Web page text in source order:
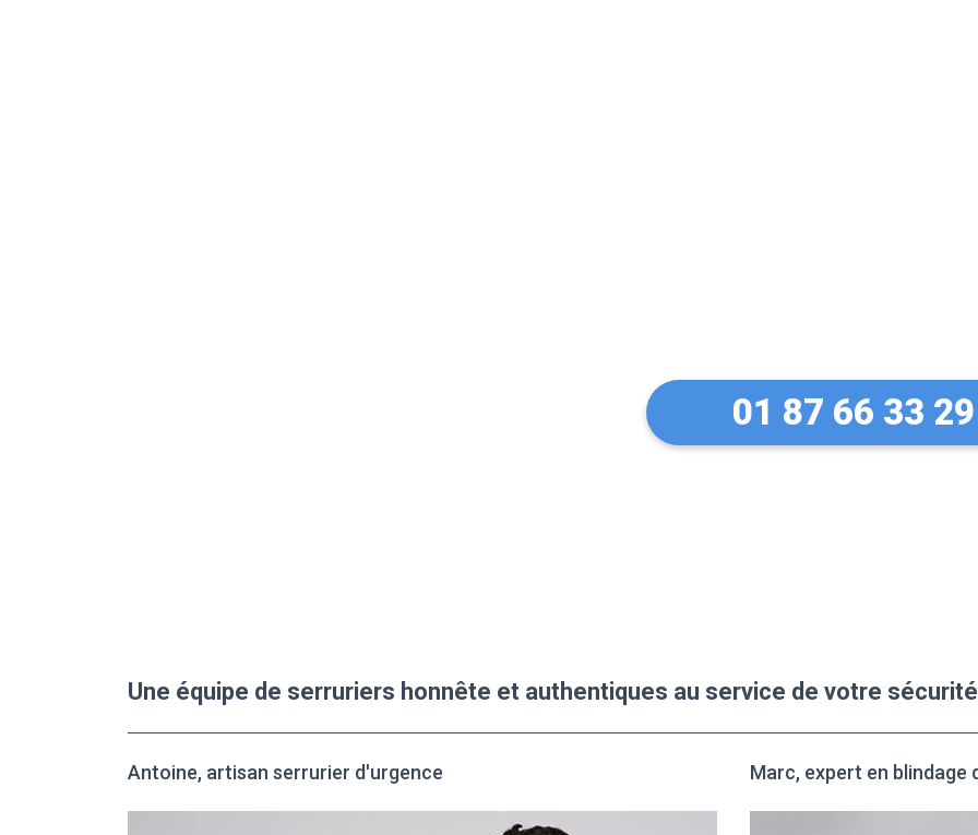
01 87 66 33 29
Une équipe de serruriers honnête et authentiques au service de votre sécurité
Antoine, artisan serrurier d'urgence Marc, expert en blindage